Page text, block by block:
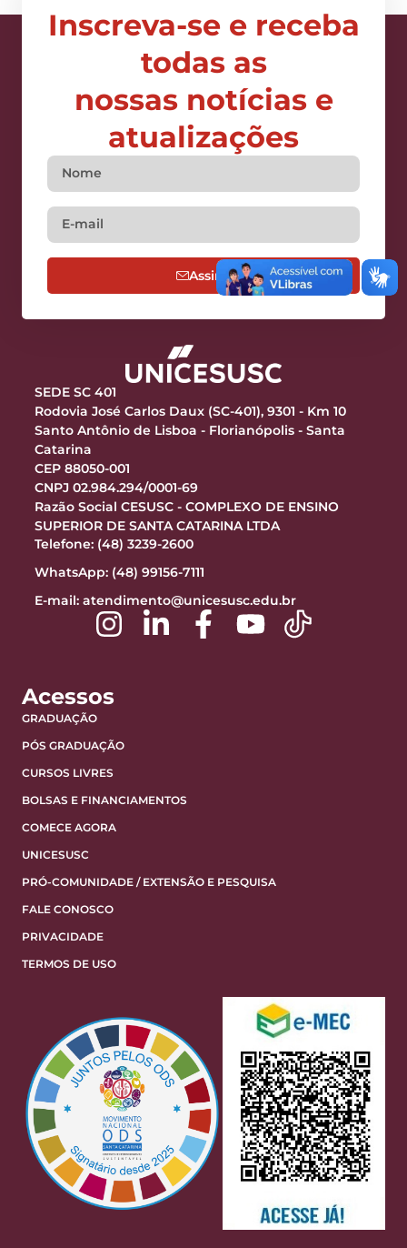
Inscreva-se e receba
todas as
nossas notícias e
atualizações
Assine
SEDE SC 401
Rodovia José Carlos Daux (SC-401), 9301 - Km 10
Santo Antônio de Lisboa - Florianópolis - Santa
Catarina
CEP 88050-001
CNPJ 02.984.294/0001-69
Razão Social CESUSC - COMPLEXO DE ENSINO
SUPERIOR DE SANTA CATARINA LTDA
Telefone: (48) 3239-2600
WhatsApp: (48) 99156-7111
E-mail: atendimento@unicesusc.edu.br
Acessos
GRADUAÇÃO
PÓS GRADUAÇÃO
CURSOS LIVRES
BOLSAS E FINANCIAMENTOS
COMECE AGORA
UNICESUSC
PRÓ-COMUNIDADE / EXTENSÃO E PESQUISA
FALE CONOSCO
PRIVACIDADE
TERMOS DE USO